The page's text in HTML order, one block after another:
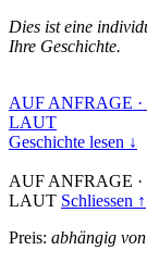
Dies ist eine
Ihre Geschichte.
AUF ANFRAGE ·
LAUT
Geschichte lesen ↓
AUF ANFRAGE ·
LAUT Schliessen ↑
Preis: abhängig